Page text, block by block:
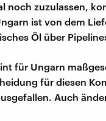
noch zuzulassen,
ist von dem
Öl über
für Ungarn
für diesen
Auch